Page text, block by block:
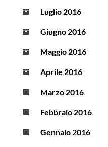
Luglio 2016
Giugno 2016
Maggio 2016
Aprile 2016
Marzo 2016
Febbraio 2016
Gennaio 2016